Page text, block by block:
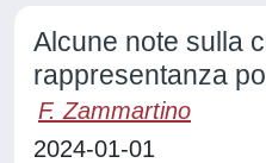
Alcune note sulla
rappresentanza
F. Zammartino
2024-01-01